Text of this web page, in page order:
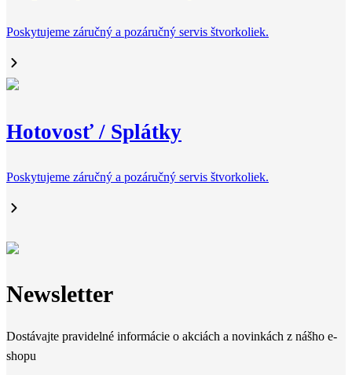
Poskytujeme záručný a pozáručný servis štvorkoliek.
Hotovosť / Splátky
Poskytujeme záručný a pozáručný servis štvorkoliek.
Newsletter
Dostávajte pravidelné informácie o akciách a novinkách z nášho e-
shopu